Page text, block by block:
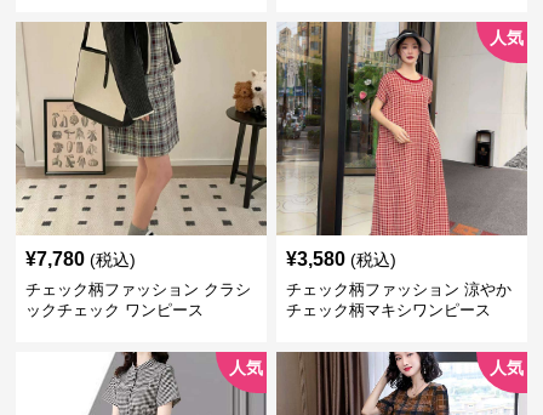
¥7,780 (税込)
チェック柄ファッション クラシ
ックチェック ワンピース
人気
¥3,580 (税込)
チェック柄ファッション 涼やか
チェック柄マキシワンピース
人気 人気